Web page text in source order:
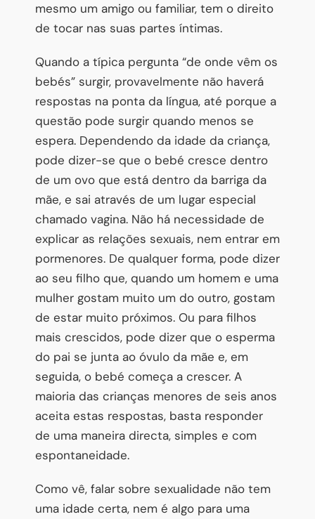
mesmo um amigo ou familiar, tem o direito
de tocar nas suas partes íntimas.
Quando a típica pergunta “de onde vêm os
bebés” surgir, provavelmente não haverá
respostas na ponta da língua, até porque a
questão pode surgir quando menos se
espera. Dependendo da idade da criança,
pode dizer-se que o bebé cresce dentro
de um ovo que está dentro da barriga da
mãe, e sai através de um lugar especial
chamado vagina. Não há necessidade de
explicar as relações sexuais, nem entrar em
pormenores. De qualquer forma, pode dizer
ao seu filho que, quando um homem e uma
mulher gostam muito um do outro, gostam
de estar muito próximos. Ou para filhos
mais crescidos, pode dizer que o esperma
do pai se junta ao óvulo da mãe e, em
seguida, o bebé começa a crescer. A
maioria das crianças menores de seis anos
aceita estas respostas, basta responder
de uma maneira directa, simples e com
espontaneidade.
Como vê, falar sobre sexualidade não tem
uma idade certa, nem é algo para uma